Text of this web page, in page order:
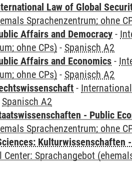
Law of Global
Sprachenzentrum; ohne
Affairs and Democracy -
ohne CPs) - Spanisch A2
Affairs and Economics -
ohne CPs) - Spanisch A2
-
Spanisch A2
- Public
Sprachenzentrum; ohne
Kulturwissenschaften
Sprachangebot